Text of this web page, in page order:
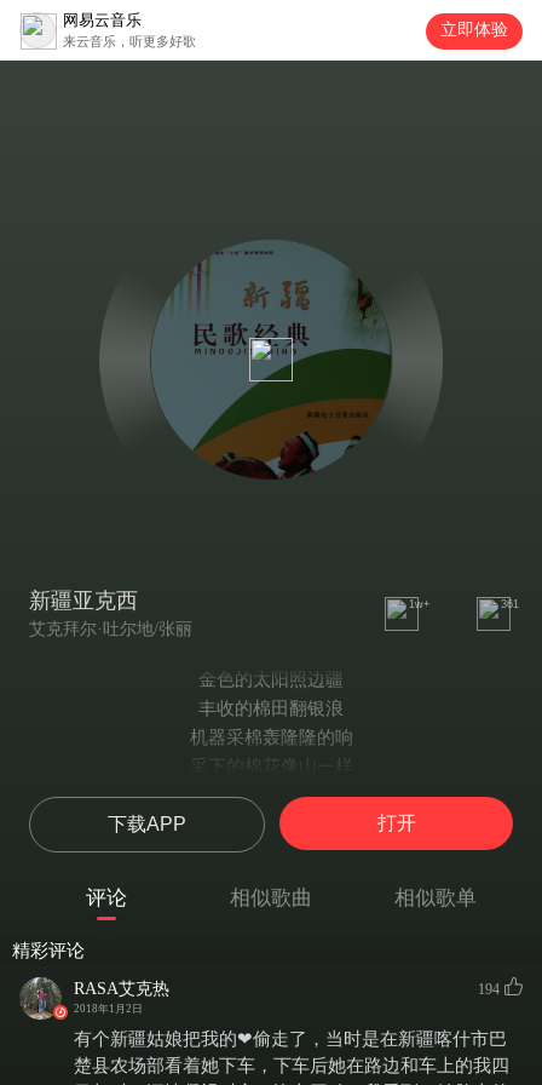
网易云音乐
来云音乐，听更多好歌
立即体验
新疆亚克西
艾克拜尔·吐尔地/张丽
1w+ 361
金色的太阳照边疆
丰收的棉田翻银浪
机器采棉轰隆隆的响
采下的棉花像山一样
火车飞机送往四面八方 新疆的棉花天下扬
亚亚么亚克西 什么亚克西 新疆的棉花亚克西
亚亚么亚克西 什么亚克西 新疆的棉花亚克西
长长的一条管子通向东方 天然气送达上海港
亚亚么亚克西 什么亚克西 新疆石油亚克西
高速公路多漂亮 火车贯通了南北疆
一架架飞机飞在蓝天上 地上是新修的航空港
下载APP 打开
评论 相似歌曲 相似歌单
精彩评论
RASA艾克热
2018年1月2日
194
有个新疆姑娘把我的❤偷走了，当时是在新疆喀什市巴
楚县农场部看着她下车，下车后她在路边和车上的我四